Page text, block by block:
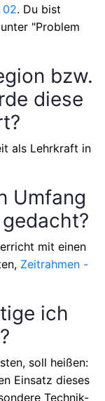
02. Du bist
"Problem
bzw.
diese
als Lehrkraft in
Umfang
mit einen
Zeitrahmen -
ich
soll heißen:
Einsatz dieses
Technik-